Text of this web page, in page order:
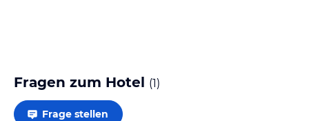
Fragen zum Hotel (1)
Frage stellen